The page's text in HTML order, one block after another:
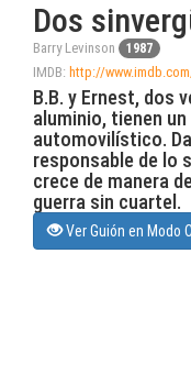
Dos
Barry Levinson 1987
IMDB: http://
B.B. y Ernest, dos
aluminio, tienen
automovilístico.
responsable de lo
crece de manera
guerra sin cuartel.
Ver Guión en Modo